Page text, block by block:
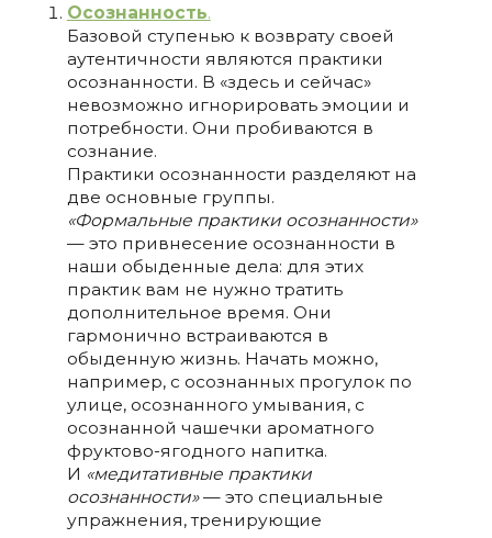
Осознанность.
Базовой ступенью к возврату своей
аутентичности являются практики
осознанности. В «здесь и сейчас»
невозможно игнорировать эмоции и
потребности. Они пробиваются в
сознание.
Практики осознанности разделяют на
две основные группы.
«Формальные практики осознанности»
— это привнесение осознанности в
наши обыденные дела: для этих
практик вам не нужно тратить
дополнительное время. Они
гармонично встраиваются в
обыденную жизнь. Начать можно,
например, с осознанных прогулок по
улице, осознанного умывания, с
осознанной чашечки ароматного
фруктово-ягодного напитка.
И «медитативные практики
осознанности»— это специальные
упражнения, тренирующие